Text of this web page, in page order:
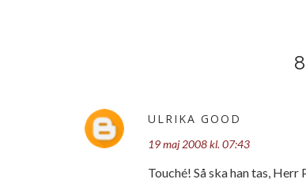
ULRIKA GOOD
19 maj 2008 kl. 07:43
Touché! Så ska han tas,